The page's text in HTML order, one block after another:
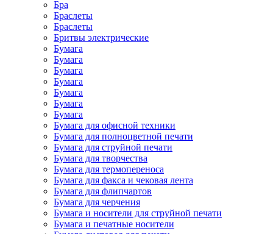
Бра
Браслеты
Браслеты
Бритвы электрические
Бумага
Бумага
Бумага
Бумага
Бумага
Бумага
Бумага
Бумага для офисной техники
Бумага для полноцветной печати
Бумага для струйной печати
Бумага для творчества
Бумага для термопереноса
Бумага для факса и чековая лента
Бумага для флипчартов
Бумага для черчения
Бумага и носители для струйной печати
Бумага и печатные носители